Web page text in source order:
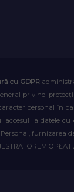
cu GDPR
privind
personal în
accesul la datele
furnizarea